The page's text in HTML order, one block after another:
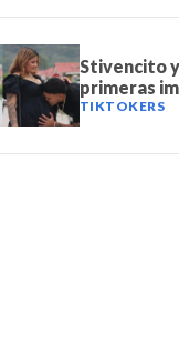
Stivencito
primeras
TIKTOKERS